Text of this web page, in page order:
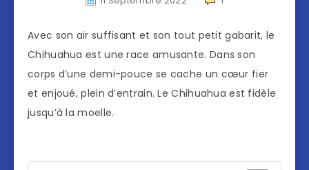
Avec son air suffisant et son tout petit gabarit, le
Chihuahua est une race amusante. Dans son
corps d’une demi-pouce se cache un cœur fier
et enjoué, plein d’entrain. Le Chihuahua est fidèle
jusqu’à la moelle.